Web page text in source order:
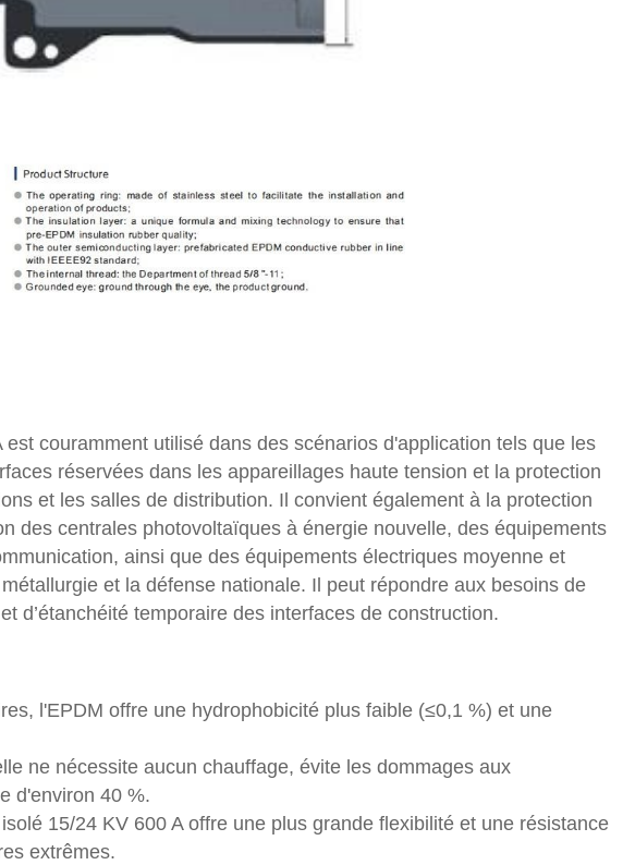
couramment utilisé dans des scénarios d'application tels que les
réservées dans les appareillages haute tension et la protection
et les salles de distribution. Il convient également à la protection
des centrales photovoltaïques à énergie nouvelle, des équipements
ainsi que des équipements électriques moyenne et
et la défense nationale. Il peut répondre aux besoins de
d’étanchéité temporaire des interfaces de construction.
l'EPDM offre une hydrophobicité plus faible (≤0,1 %) et une
ne nécessite aucun chauffage, évite les dommages aux
d'environ 40 %.
15/24 KV 600 A offre une plus grande flexibilité et une résistance
extrêmes.